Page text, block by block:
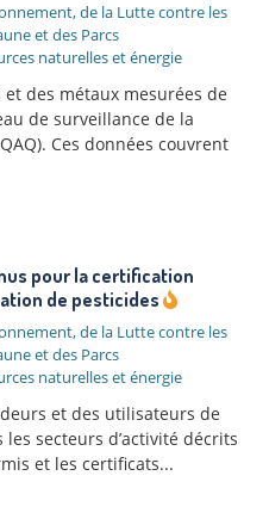
de la Lutte contre les
et des Parcs
naturelles et énergie
des métaux mesurées de
de surveillance de la
Ces données couvrent
pour la certification
de pesticides
de la Lutte contre les
et des Parcs
naturelles et énergie
et des utilisateurs de
secteurs d’activité décrits
et les certificats...